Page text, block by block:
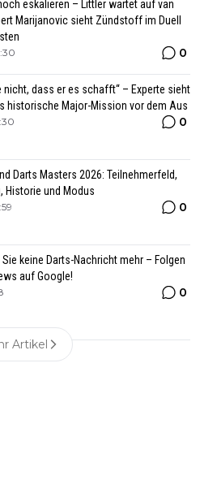
eskalieren – Littler wartet auf van
Marijanovic sieht Zündstoff im Duell
0
nicht, dass er es schafft“ – Experte sieht
historische Major-Mission vor dem Aus
0
Darts Masters 2026: Teilnehmerfeld,
Historie und Modus
0
keine Darts-Nachricht mehr – Folgen
auf Google!
0
Artikel